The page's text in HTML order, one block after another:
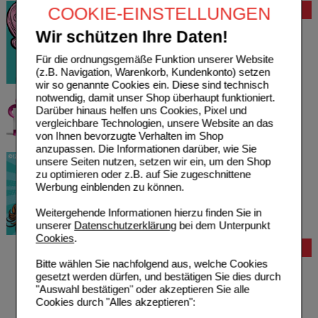
COOKIE-EINSTELLUNGEN
Wir schützen Ihre Daten!
Für die ordnungsgemäße Funktion unserer Website
(z.B. Navigation, Warenkorb, Kundenkonto) setzen
wir so genannte Cookies ein. Diese sind technisch
notwendig, damit unser Shop überhaupt funktioniert.
Darüber hinaus helfen uns Cookies, Pixel und
vergleichbare Technologien, unsere Website an das
von Ihnen bevorzugte Verhalten im Shop
anzupassen. Die Informationen darüber, wie Sie
unsere Seiten nutzen, setzen wir ein, um den Shop
zu optimieren oder z.B. auf Sie zugeschnittene
Werbung einblenden zu können.
Weitergehende Informationen hierzu finden Sie in
unserer Datenschutzerklärungbei dem Unterpunkt
Cookies.
Bitte wählen Sie nachfolgend aus, welche Cookies
gesetzt werden dürfen, und bestätigen Sie dies durch
"Auswahl bestätigen" oder akzeptieren Sie alle
Cookies durch "Alles akzeptieren":
Bewertung
Hilfe zur Anmeldung
Hilfe zum Bestellvorgang
Zahlungsmöglichkeiten
Rezepte einlösen